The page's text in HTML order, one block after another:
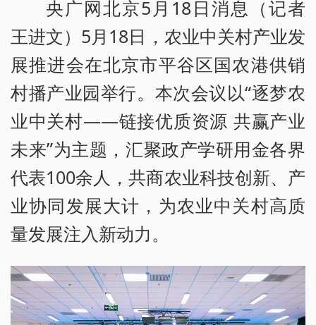
央广网北京5月18日消息（记者
王进文）5月18日，农业中关村产业发
展推进会在北京市平谷区国农港供销
村播产业园举行。本次会议以“逐梦农
业中关村——链接优质资源 共赢产业
未来”为主题，汇聚政产学研用金各界
代表100余人，共商农业科技创新、产
业协同发展大计，为农业中关村高质
量发展注入新动力。